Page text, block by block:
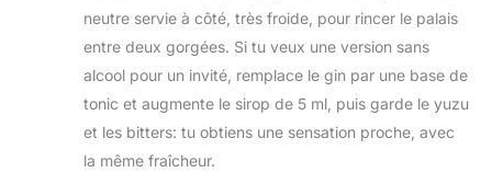
neutre servie à côté, très froide, pour rincer le palais
entre deux gorgées. Si tu veux une version sans
alcool pour un invité, remplace le gin par une base de
tonic et augmente le sirop de 5 ml, puis garde le yuzu
et les bitters: tu obtiens une sensation proche, avec
la même fraîcheur.